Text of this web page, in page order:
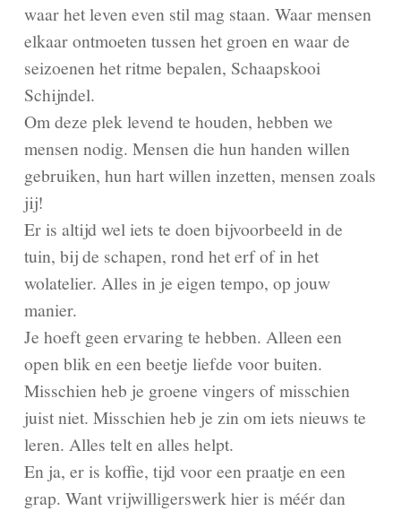
waar het leven even stil mag staan. Waar mensen
elkaar ontmoeten tussen het groen en waar de
seizoenen het ritme bepalen, Schaapskooi
Schijndel.
Om deze plek levend te houden, hebben we
mensen nodig. Mensen die hun handen willen
gebruiken, hun hart willen inzetten, mensen zoals
jij!
Er is altijd wel iets te doen bijvoorbeeld in de
tuin, bij de schapen, rond het erf of in het
wolatelier. Alles in je eigen tempo, op jouw
manier.
Je hoeft geen ervaring te hebben. Alleen een
open blik en een beetje liefde voor buiten.
Misschien heb je groene vingers of misschien
juist niet. Misschien heb je zin om iets nieuws te
leren. Alles telt en alles helpt.
En ja, er is koffie, tijd voor een praatje en een
grap. Want vrijwilligerswerk hier is méér dan